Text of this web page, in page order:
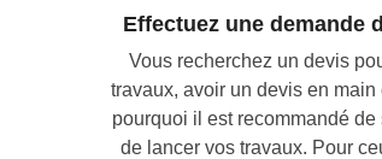
Effectuez une demande
Vous recherchez un devis
travaux, avoir un devis en
pourquoi il est recommandé
de lancer vos travaux. Pour